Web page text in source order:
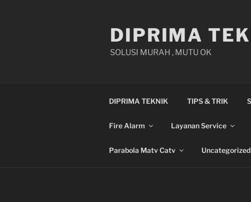
DIPRIMA
SOLUSI MURAH , MUTU OK
DIPRIMA TEKNIK TIPS & TRIK
Fire Alarm Layanan Service
Parabola Matv Catv Uncategorized